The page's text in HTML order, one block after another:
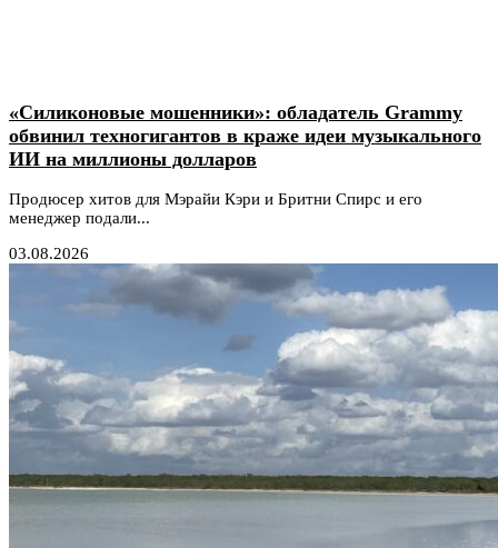
«Силиконовые мошенники»: обладатель Grammy
обвинил техногигантов в краже идеи музыкального
ИИ на миллионы долларов
Продюсер хитов для Мэрайи Кэри и Бритни Спирс и его
менеджер подали...
03.08.2026